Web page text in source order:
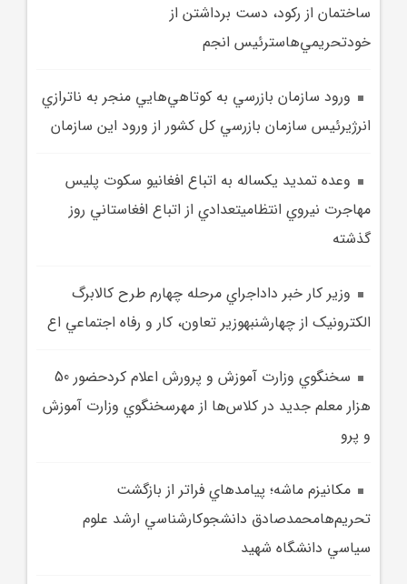
ساختمان از رکود، دست برداشتن از
خودتحريمي‌هاسترئيس انجم
ورود سازمان بازرسي به کوتاهي‌هايي منجر به ناترازي
انرژيرئيس سازمان بازرسي کل کشور از ورود اين سازمان
وعده تمديد يکساله به اتباع افغانيو سکوت پليس
مهاجرت نيروي انتظاميتعدادي از اتباع افغاستاني روز
گذشته
وزير کار خبر داداجراي مرحله چهارم طرح کالابرگ
الکترونيک از چهارشنبهوزير تعاون، کار و رفاه اجتماعي اع
سخنگوي وزارت آموزش و پرورش اعلام کردحضور 50
هزار معلم جديد در کلاس‌ها از مهرسخنگوي وزارت آموزش
و پرو
مکانيزم ماشه؛ پيامدهاي فراتر از بازگشت
تحريم‌هامحمدصادق دانشجوکارشناسي ارشد علوم
سياسي دانشگاه شهيد